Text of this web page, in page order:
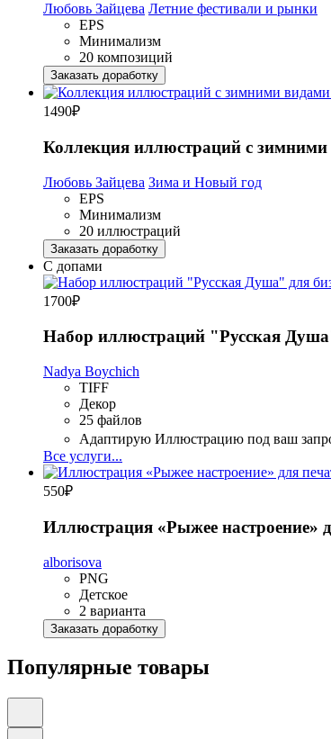
Любовь Зайцева Летние фестивали и рынки
EPS
Минимализм
20 композиций
Заказать доработку
1490₽
Коллекция иллюстраций с зимними
Любовь Зайцева Зима и Новый год
EPS
Минимализм
20 иллюстраций
Заказать доработку
С допами
1700₽
Набор иллюстраций "Русская
Nadya Boychich
TIFF
Декор
25 файлов
Адаптирую Иллюстрацию под ваш
Все услуги...
550₽
Иллюстрация «Рыжее настроение»
alborisova
PNG
Детское
2 варианта
Заказать доработку
Популярные товары